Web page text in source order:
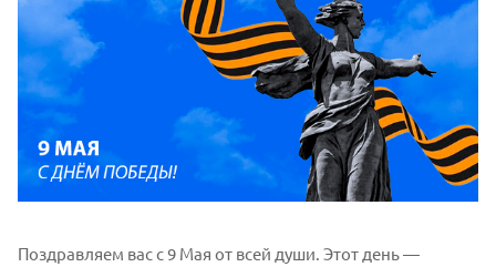
Поздравляем вас с 9 Мая от всей души. Этот день —